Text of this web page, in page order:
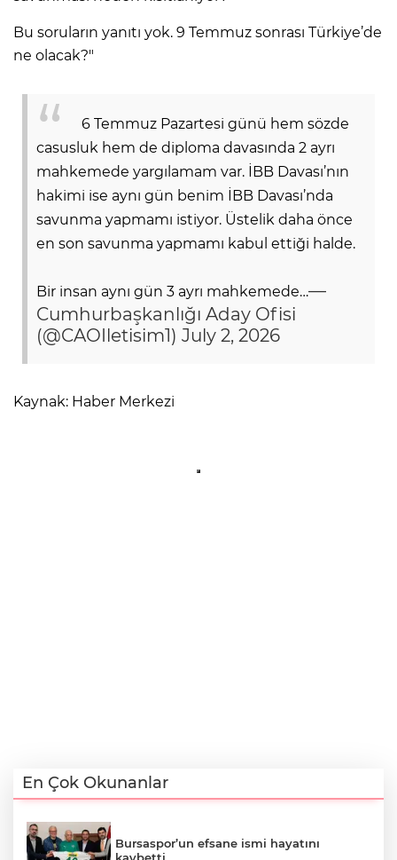
Bu soruların yanıtı yok. 9 Temmuz sonrası Türkiye’de
ne olacak?"
6 Temmuz Pazartesi günü hem sözde
casusluk hem de diploma davasında 2 ayrı
mahkemede yargılamam var. İBB Davası’nın
hakimi ise aynı gün benim İBB Davası’nda
savunma yapmamı istiyor. Üstelik daha önce
en son savunma yapmamı kabul ettiği halde.
Bir insan aynı gün 3 ayrı mahkemede…—
Cumhurbaşkanlığı Aday Ofisi
(@CAOIletisim1) July 2, 2026
Kaynak: Haber Merkezi
En Çok Okunanlar
Bursaspor’un efsane ismi hayatını
kaybetti